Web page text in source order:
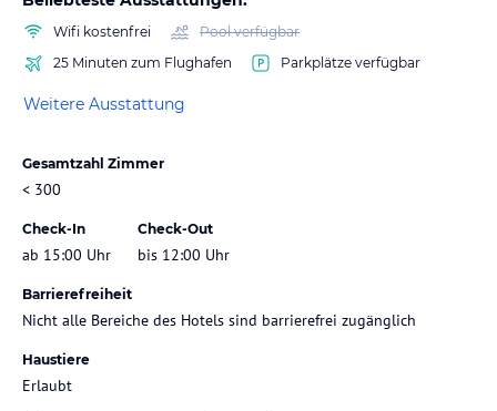
Wifi kostenfrei
Pool verfügbar
25 Minuten zum Flughafen
Parkplätze verfügbar
Weitere Ausstattung
Gesamtzahl Zimmer
< 300
Check-In
ab 15:00 Uhr
Check-Out
bis 12:00 Uhr
Barrierefreiheit
Nicht alle Bereiche des Hotels sind barrierefrei zugänglich
Haustiere
Erlaubt